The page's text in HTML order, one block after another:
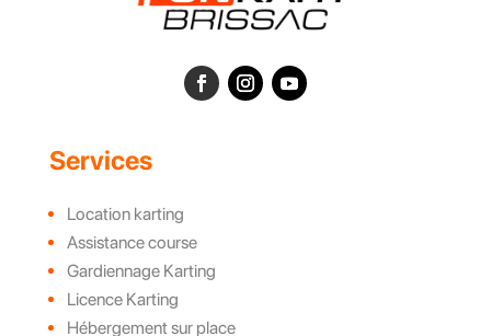
Services
Location karting
Assistance course
Gardiennage Karting
Licence Karting
Hébergement sur place